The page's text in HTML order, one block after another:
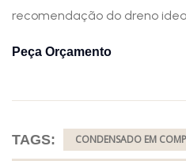
recomendação do dreno
Peça Orçamento
TAGS: CONDENSADO EM